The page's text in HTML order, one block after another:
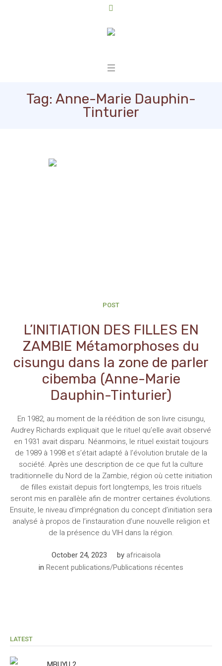
Tag: Anne-Marie Dauphin-
Tinturier
POST
L’INITIATION DES FILLES EN
ZAMBIE Métamorphoses du
cisungu dans la zone de parler
cibemba (Anne-Marie
Dauphin-Tinturier)
En 1982, au moment de la réédition de son livre cisungu,
Audrey Richards expliquait que le rituel qu’elle avait observé
en 1931 avait disparu. Néanmoins, le rituel existait toujours
de 1989 à 1998 et s’était adapté à l’évolution brutale de la
société. Après une description de ce que fut la culture
traditionnelle du Nord de la Zambie, région où cette initiation
de filles existait depuis fort longtemps, les trois rituels
seront mis en parallèle afin de montrer certaines évolutions.
Ensuite, le niveau d’imprégnation du concept d’initiation sera
analysé à propos de l’instauration d’une nouvelle religion et
de la présence du VIH dans la région.
October 24, 2023 by africaisola
in Recent publications/Publications récentes
LATEST